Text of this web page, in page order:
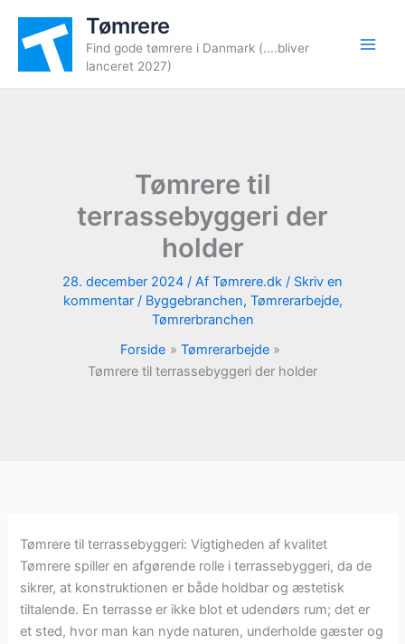
indholdet
Tømrere
Find gode tømrere i Danmark (....bliver
lanceret 2027)
Tømrere til
terrassebyggeri der
holder
28. december 2024 / Af Tømrere.dk / Skriv en
kommentar / Byggebranchen, Tømrerarbejde,
Tømrerbranchen
Forside
Tømrerarbejde
Tømrere til terrassebyggeri der holder
Tømrere til terrassebyggeri: Vigtigheden af kvalitet
Tømrere spiller en afgørende rolle i terrassebyggeri, da de
sikrer, at konstruktionen er både holdbar og æstetisk
tiltalende. En terrasse er ikke blot et udendørs rum; det er
et sted, hvor man kan nyde naturen, underholde gæster og